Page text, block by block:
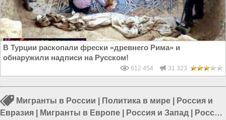
В Турции раскопали фрески «древнего Рима» и
обнаружили надписи на Русском!
612 454 31 323
Мигранты в России Политика в мире
Россия и
Евразия
Мигранты в Европе Россия и Запад
Россия